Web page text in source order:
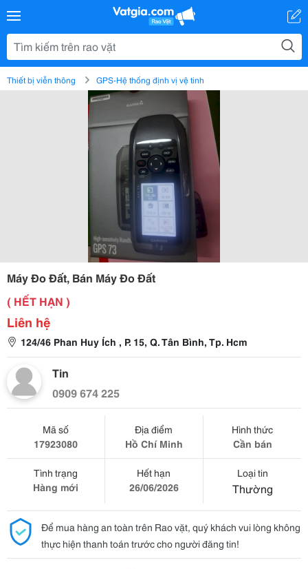
Thiết bị viễn thông GPS-Hệ thống định vị vệ tinh
Máy Đo Đất, Bán Máy Đo Đất
( HẾT HẠN )
Liên hệ
124/46 Phan Huy Ích , P. 15, Q. Tân Bình, Tp. Hcm
Tin
0909 674 225
Mã số
17923080
Địa điểm
Hồ Chí Minh
Hình thức
Cần bán
Tình trạng
Hàng mới
Hết hạn
26/06/2026
Loại tin
Thường
Để mua hàng an toàn trên Rao vặt, quý khách vui lòng không
thực hiện thanh toán trước cho người đăng tin!